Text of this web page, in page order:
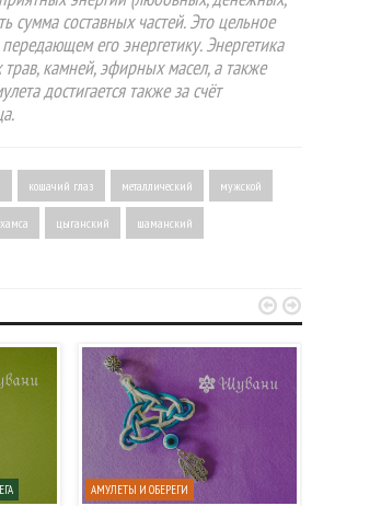
сумма составных частей. Это цельное
его энергетику. Энергетика
камней, эфирных масел, а также
достигается также за счёт
кошачий глаз металлический мужской
хамса цыганский шаманский
АМУЛЕТЫ И ОБЕРЕГИ
 